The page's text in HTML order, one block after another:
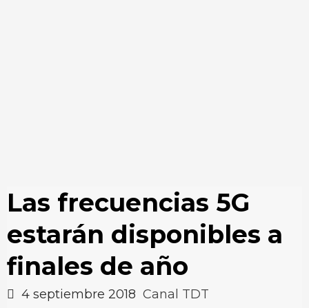
Las frecuencias 5G
estarán disponibles a
finales de año
4 septiembre 2018 Canal TDT